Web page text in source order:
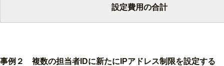
設定費用の合計
事例２ 複数の担当者IDに新たにIPアドレス制限を設定する